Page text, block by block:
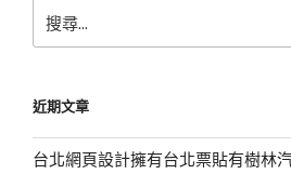
尋
字:
近期文章
台北網頁設計擁有台北票貼有樹林